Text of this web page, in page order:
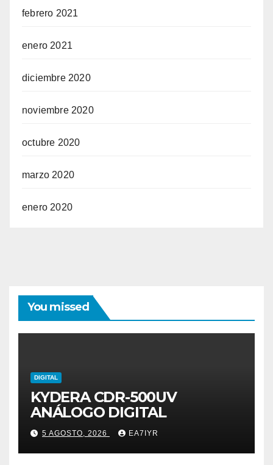
febrero 2021
enero 2021
diciembre 2020
noviembre 2020
octubre 2020
marzo 2020
enero 2020
You missed
DIGITAL
KYDERA CDR-500UV
ANÁLOGO DIGITAL
5 AGOSTO, 2026 EA7IYR